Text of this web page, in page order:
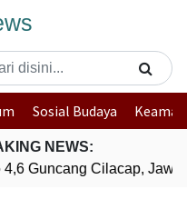
Sosial Budaya
NEWS:
Guncang Cilacap, Jawa